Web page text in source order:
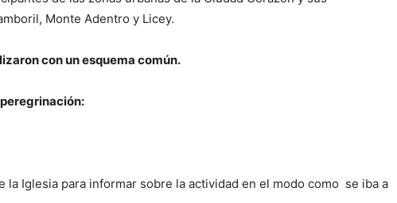
Monte Adentro y Licey.
con un esquema común.
la Iglesia para informar sobre la actividad en el modo como se iba a